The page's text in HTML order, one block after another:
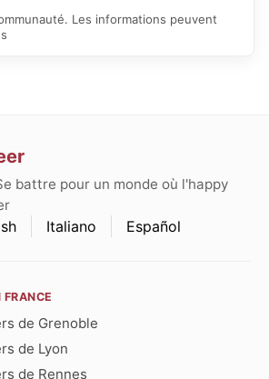
Les informations peuvent
battre pour un monde où l'happy
Italiano Español
FRANCE
de Grenoble
de Lyon
de Rennes